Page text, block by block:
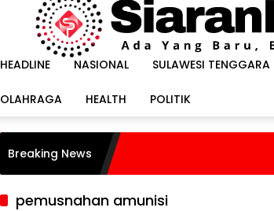
HEADLINE NASIONAL SULAWESI TENGGARA
OLAHRAGA HEALTH POLITIK
Breaking News
pemusnahan amunisi